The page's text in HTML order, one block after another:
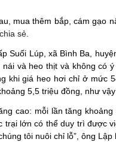
mua thêm bắp, cám gạo
chia sẻ
Suối Lúp, xã Bình Ba,
và heo thịt và không có
khi giá heo hơi chỉ ở mức
5,5 triệu đồng, như
cao: mỗi lần tăng
trại lớn có thể duy trì được
tôi nuôi chỉ lỗ”, ông Lập